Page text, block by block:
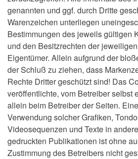
genannten und ggf. durch Dritte
Warenzeichen unterliegen
Bestimmungen des jeweils gültigen
und den Besitzrechten der
Eigentümer. Allein aufgrund der
der Schluß zu ziehen, dass
Rechte Dritter geschützt sind! Das
veröffentlichte, vom Betreiber selbst
allein beim Betreiber der Seiten.
Verwendung solcher Grafiken,
Videosequenzen und Texte in
gedruckten Publikationen ist ohne
Zustimmung des Betreibers nicht